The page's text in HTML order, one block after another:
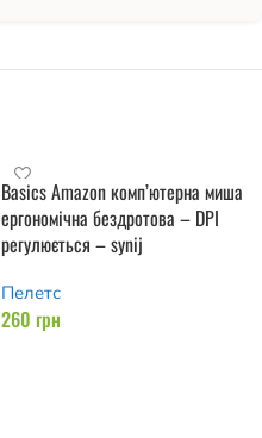
Basics Amazon комп’ютерна миша
ергономічна бездротова – DPI
регулюється – synij
Пелетс
260 грн